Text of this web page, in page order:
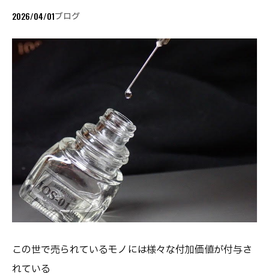
2026/04/01ブログ
この世で売られているモノには様々な付加価値が付与さ
れている